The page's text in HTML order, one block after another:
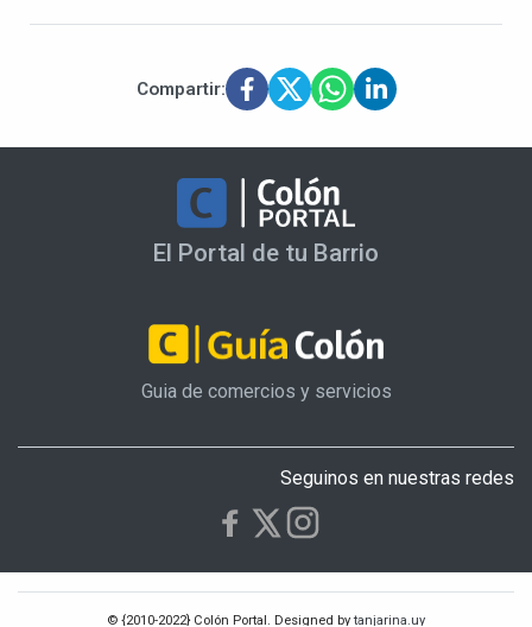
Compartir:
El Portal de tu Barrio
Guia de comercios y servicios
Seguinos en nuestras redes
© {2010-2022} Colón Portal. Designed bytanjarina.uy